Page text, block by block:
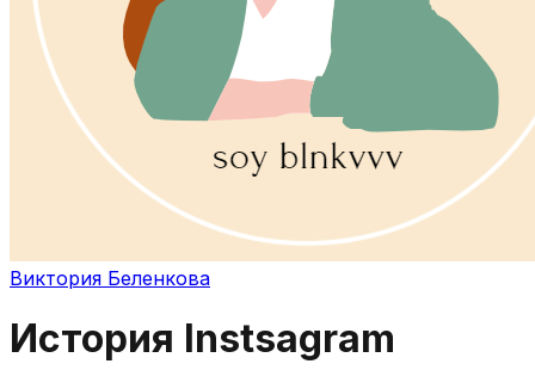
Виктория Беленкова
История Instsagram